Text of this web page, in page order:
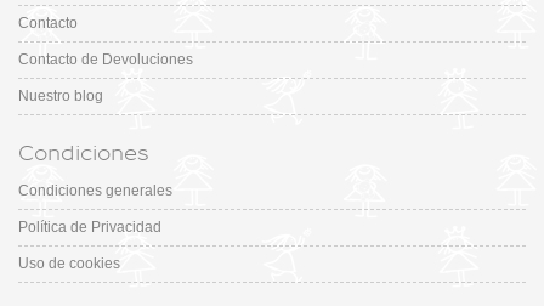
Contacto
Contacto de Devoluciones
Nuestro blog
Condiciones
Condiciones generales
Política de Privacidad
Uso de cookies